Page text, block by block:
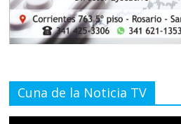
Cuna de la Noticia TV